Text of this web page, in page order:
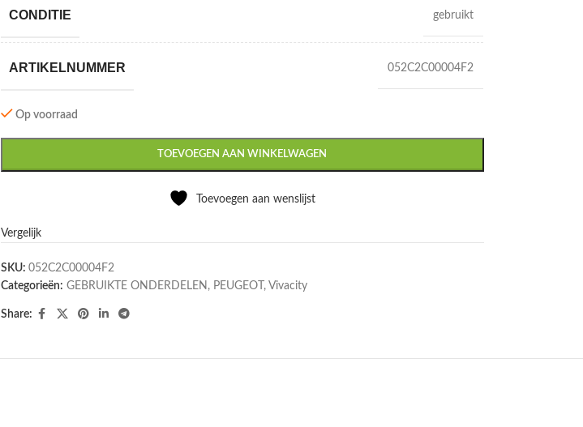
CONDITIE gebruikt
ARTIKELNUMMER 052C2C00004F2
Op voorraad
TOEVOEGEN AAN WINKELWAGEN
Toevoegen aan wenslijst
Vergelijk
SKU: 052C2C00004F2
Categorieën: GEBRUIKTE ONDERDELEN , PEUGEOT , Vivacity
Share: